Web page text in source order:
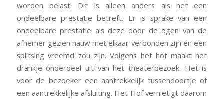
worden belast. Dit is alleen anders als het een
ondeelbare prestatie betreft. Er is sprake van een
ondeelbare prestatie als deze door de ogen van de
afnemer gezien nauw met elkaar verbonden zijn én een
splitsing vreemd zou zijn. Volgens het hof maakt het
drankje onderdeel uit van het theaterbezoek. Het is
voor de bezoeker een aantrekkelijk tussendoortje of
een aantrekkelijke afsluiting. Het Hof vernietigt daarom